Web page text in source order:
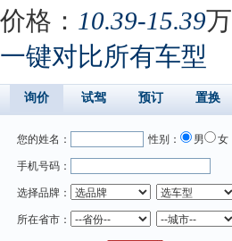
价格： 10.39-15.39万
一键对比所有车型
询价 试驾 预订 置换
您的姓名： 性别： 男 女
手机号码：
选择品牌：
所在省市：